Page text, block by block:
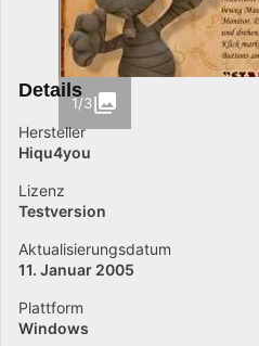
1/3
Details
Hersteller
Hiqu4you
Lizenz
Testversion
Aktualisierungsdatum
11. Januar 2005
Plattform
Windows